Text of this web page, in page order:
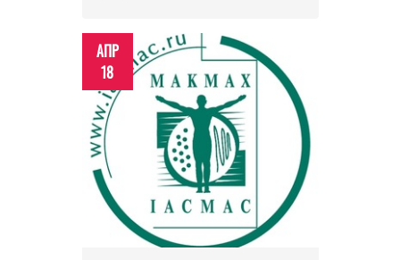
АПР
18